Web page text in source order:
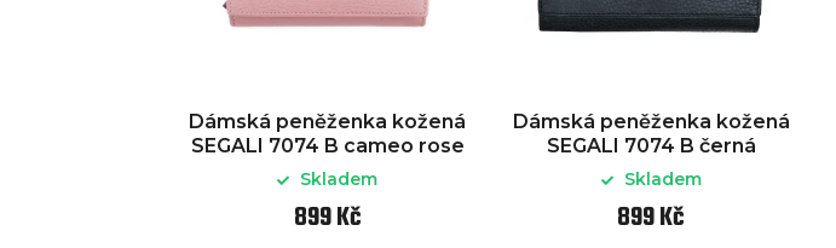
Dámská peněženka kožená
SEGALI 7074 B cameo rose
Skladem
899 Kč
Dámská peněženka kožená
SEGALI 7074 B černá
Skladem
899 Kč